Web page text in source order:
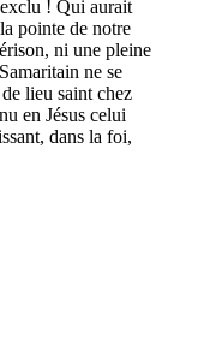
! Qui aurait
pointe de notre
ni une pleine
ne se
lieu saint chez
en Jésus celui
dans la foi,